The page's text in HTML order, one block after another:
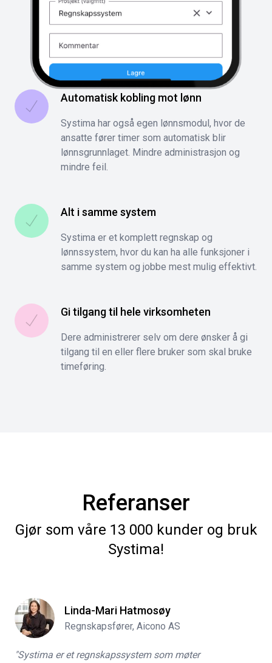
Automatisk kobling mot lønn
Systima har også egen lønnsmodul, hvor de
ansatte fører timer som automatisk blir
lønnsgrunnlaget. Mindre administrasjon og
mindre feil.
Alt i samme system
Systima er et komplett regnskap og
lønnssystem, hvor du kan ha alle funksjoner i
samme system og jobbe mest mulig effektivt.
Gi tilgang til hele virksomheten
Dere administrerer selv om dere ønsker å gi
tilgang til en eller flere bruker som skal bruke
timeføring.
Referanser
Gjør som våre 13 000 kunder og bruk
Systima!
Linda-Mari Hatmosøy
Regnskapsfører, Aicono AS
"Systima er et regnskapssystem som møter